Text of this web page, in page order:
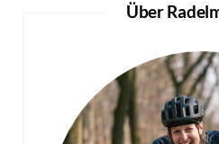
Über